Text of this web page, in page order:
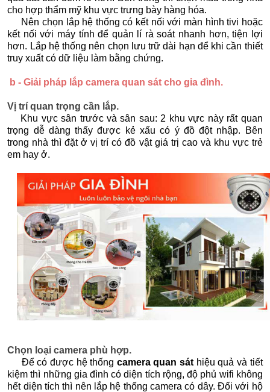
cho hợp thẩm mỹ khu vực trưng bày hàng hóa.
Nên chọn lắp hệ thống có kết nối với màn hình tivi hoặc
kết nối với máy tính để quản lí rà soát nhanh hơn, tiện lợi
hơn. Lắp hệ thống nên chọn lưu trữ dài hạn để khi cần thiết
truy xuất có dữ liệu làm bằng chứng.
b - Giải pháp lắp camera quan sát cho gia đình.
Vị trí quan trọng cần lắp.
Khu vực sân trước và sân sau: 2 khu vực này rất quan
trọng dễ dàng thấy được kẻ xấu có ý đồ đột nhập. Bên
trong nhà thì đặt ở vị trí có đồ vật giá trị cao và khu vực trẻ
em hay ở.
Chọn loại camera phù hợp.
Để có được hệ thống camera quan sát hiệu quả và tiết
kiệm thì những gia đình có diện tích rộng, độ phủ wifi không
hết diện tích thì nên lắp hệ thống camera có dây. Đối với hộ